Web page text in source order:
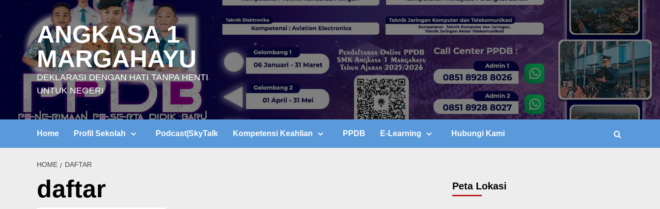
content ANGKASA 1
MARGAHAYU
DEKLARASI DENGAN HATI TANPA HENTI
UNTUK NEGERI
Home Profil Sekolah Podcast|SkyTalk Kompetensi Keahlian PPDB E-Learning Hubungi Kami
HOME DAFTAR
daftar Peta Lokasi